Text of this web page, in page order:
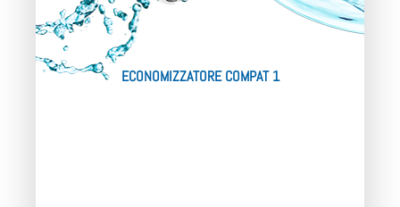
ECONOMIZZATORE COMPAT 1